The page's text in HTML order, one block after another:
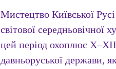
Мистецтво Київської
світової середньовічної
цей період охоплює
давньоруської держави,